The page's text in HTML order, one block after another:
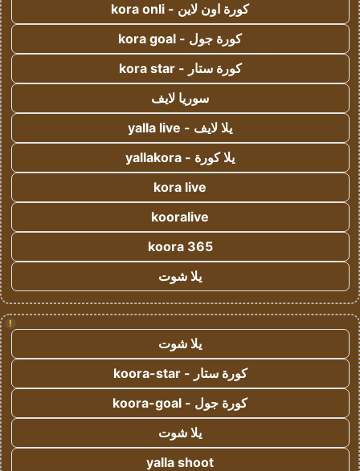
كورة اون لاين - kora onli
كورة جول - kora goal
كورة ستار - kora star
سوريا لايف
يلا لايف - yalla live
يلا كورة - yallakora
kora live
kooralive
koora 365
يلا شوت
!
يلا شوت
كورة ستار - koora-star
كورة جول - koora-goal
يلا شوت
yalla shoot